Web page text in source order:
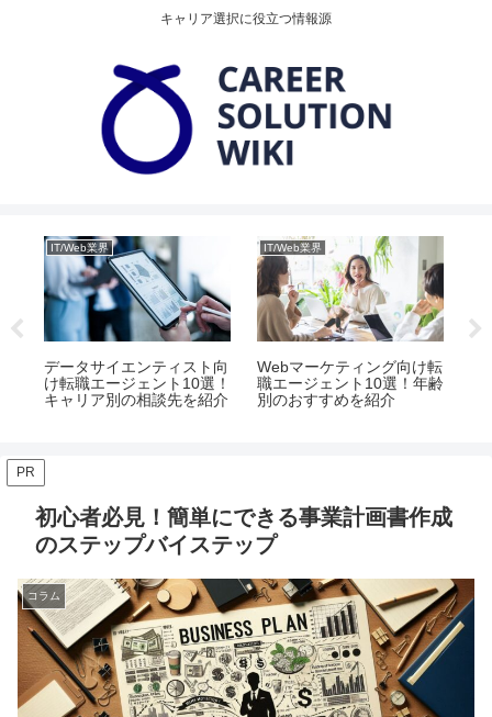
キャリア選択に役立つ情報源
IT/Web業界
データサイエンティスト向
け転職エージェント10選！
キャリア別の相談先を紹介
IT/Web業界
Webマーケティング向け転
職エージェント10選！年齢
別のおすすめを紹介
PR
初心者必見！簡単にできる事業計画書作成
のステップバイステップ
コラム